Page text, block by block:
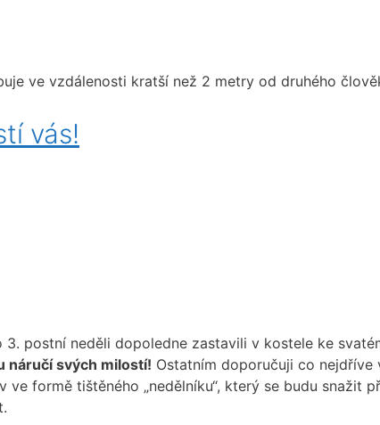
ve vzdálenosti kratší než 2 metry od druhého
vás!
postní neděli dopoledne zastavili v kostele ke
náručí svých milostí! Ostatním doporučuji co nejdříve
formě tištěného „nedělníku“, který se budu snažit